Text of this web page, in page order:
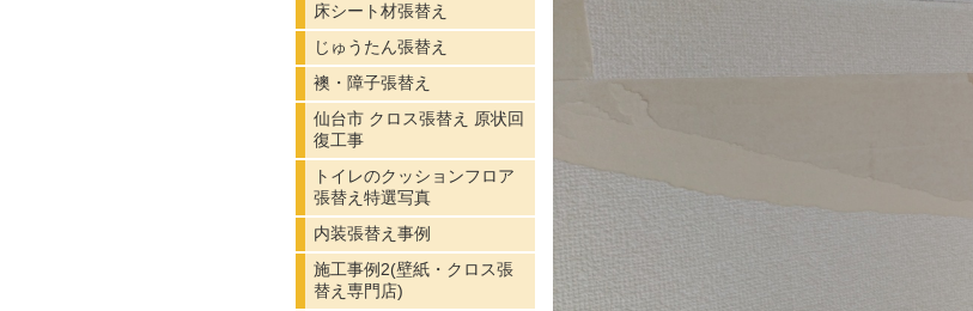
床シート材張替え
じゅうたん張替え
襖・障子張替え
仙台市 クロス張替え 原状回
復工事
トイレのクッションフロア
張替え特選写真
内装張替え事例
施工事例2(壁紙・クロス張
替え専門店)